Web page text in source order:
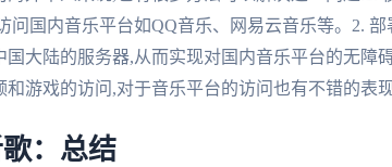
问国内音乐平台如QQ音乐、网易云音乐等。2.
国大陆的服务器,从而实现对国内音乐平台的无障
游戏的访问,对于音乐平台的访问也有不错的表现
：总结